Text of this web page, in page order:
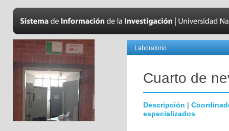
Laboratorio
Cuarto de
Descripción |
especializados